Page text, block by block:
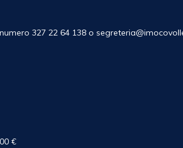
327 22 64 138 o
€